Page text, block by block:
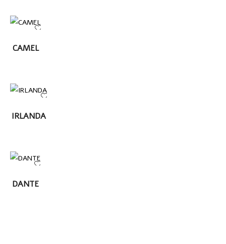
MÁS
CAMEL
LEER MÁS
IRLANDA
MÁS
DANTE